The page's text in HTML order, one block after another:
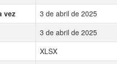
vez
3 de abril de 2025
3 de abril de 2025
XLSX